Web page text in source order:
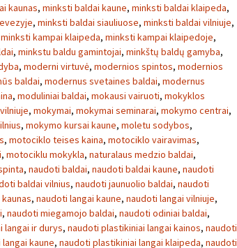
kaunas, minksti baldai kaune, minksti baldai klaipeda,
, minksti baldai siauliuose, minksti baldai vilniuje,
minksti kampai klaipeda, minksti kampai klaipedoje,
, minkstu baldu gamintojai, minkštų baldų gamyba,
, moderni virtuvė, modernios spintos, modernios
baldai, modernus svetaines baldai, modernus
, moduliniai baldai, mokausi vairuoti, mokyklos
, mokymai, mokymai seminarai, mokymo centrai,
, mokymo kursai kaune, moletu sodybos,
, motociklo teises kaina, motociklo vairavimas,
, motociklu mokykla, naturalaus medzio baldai,
, naudoti baldai, naudoti baldai kaune, naudoti
baldai vilnius, naudoti jaunuolio baldai, naudoti
, naudoti langai kaune, naudoti langai vilniuje,
, naudoti miegamojo baldai, naudoti odiniai baldai,
langai ir durys, naudoti plastikiniai langai kainos, naudoti
kaune, naudoti plastikiniai langai klaipeda, naudoti